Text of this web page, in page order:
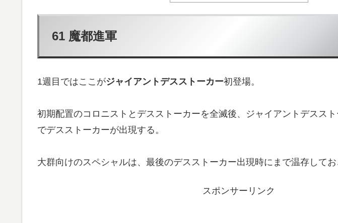
61 魔都進軍
1週目ではここがジャイアントデスストーカー初登場。
初期配置のコロニストとデスストーカーを全滅後、ジャイアントデスス
でデスストーカーが出現する。
大群向けのスペシャルは、最後のデスストーカー出現時にまで温存してお
スポンサーリンク